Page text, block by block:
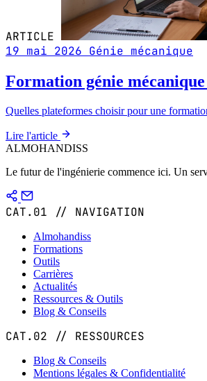
ARTICLE
19 mai 2026 Génie mécanique
Formation génie
Quelles plateformes choisir pour une
Lire l'article
ALMOHANDISS
Le futur de l'ingénierie commence ici. Un
CAT.01 // NAVIGATION
Almohandiss
Formations
Outils
Carrières
Actualités
Ressources & Outils
Blog & Conseils
CAT.02 // RESSOURCES
Blog & Conseils
Mentions légales & Confidentialité